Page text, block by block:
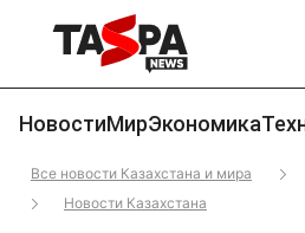
НовостиМирЭкономика
Все новости Казахстана и мира
Новости Казахстана